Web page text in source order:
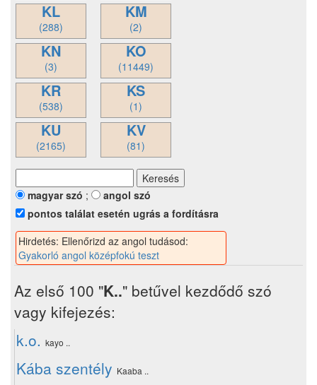
KL
(288)
KM
(2)
KN
(3)
KO
(11449)
KR
(538)
KS
(1)
KU
(2165)
KV
(81)
magyar szó ;
angol szó
pontos találat esetén ugrás a fordításra
Hirdetés: Ellenőrizd az angol tudásod:
Gyakorló angol középfokú teszt
Az első 100 "K.." betűvel kezdődő szó
vagy kifejezés:
k.o. kayo ..
Kába szentély Kaaba ..